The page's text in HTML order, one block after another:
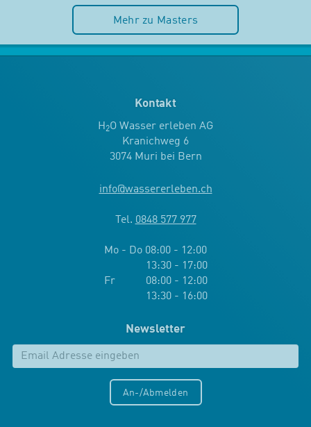
Mehr zu Masters
Kontakt
H2O Wasser erleben AG
Kranichweg 6
3074 Muri bei Bern
info@wassererleben.ch
Tel. 0848 577 977
Mo - Do 08:00 - 12:00
13:30 - 17:00
Fr 08:00 - 12:00
13:30 - 16:00
Newsletter
An-/Abmelden